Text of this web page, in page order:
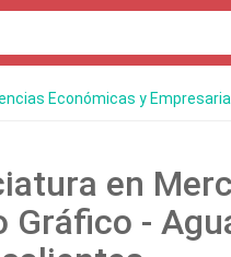
Económicas y
en
Gráfico -